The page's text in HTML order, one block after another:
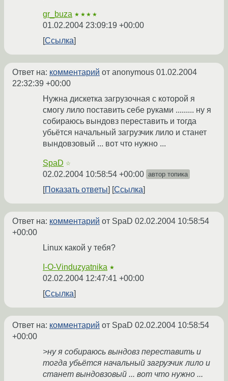
gr_buza ★★★★
01.02.2004 23:09:19 +00:00
Ссылка
Ответ на: комментарий от anonymous 01.02.2004
22:32:39 +00:00
Нужна дискетка загрузочная с которой я
смогу лило поставить себе руками ......... ну я
собираюсь вындовз переставить и тогда
убьётся начальный загрузчик лило и станет
вындовзовый ... вот что нужно ...
SpaD ☆
02.02.2004 10:58:54 +00:00 автор топика
Показать ответы Ссылка
Ответ на: комментарий от SpaD 02.02.2004 10:58:54
+00:00
Linux какой у тебя?
I-O-Vinduzyatnika ★
02.02.2004 12:47:41 +00:00
Ссылка
Ответ на: комментарий от SpaD 02.02.2004 10:58:54
+00:00
>ну я собираюсь вындовз переставить и
тогда убьётся начальный загрузчик лило и
станет вындовзовый ... вот что нужно ...